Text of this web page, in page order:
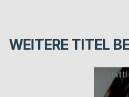
WEITERE TITEL